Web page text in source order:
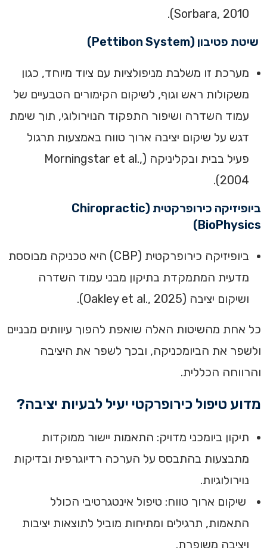
Sorbara, 2010).
שיטת פטיבון (Pettibon System)
מערכת זו משלבת מניפולציות עם ציוד מיוחד, כגון
משקולות ראש וגוף, לשיקום הקימורים הטבעיים של
עמוד השדרה ושיפור התפקוד הנוירולוגי, תוך שימת
דגש על שיקום יציבה ארוך טווח באמצעות תרגול
פעיל בבית ובקליניקה (Morningstar et al.,
2004).
ביופיזיקה כירופרקטית (Chiropractic
BioPhysics)
ביופיזיקה כירופרקטית (CBP) היא טכניקה מבוססת
מדעית המתמקדת בתיקון מבני עמוד השדרה
ושיקום יציבה (Oakley et al., 2025).
כל אחת מהשיטות האלה שואפת להפוך עיוותים מבניים
ולשפר את הביומכניקה, ובכך לשפר את היציבה
והרווחה הכללית.
מדוע טיפול כירופרקטי יעיל לבעיות יציבה?
תיקון ביומכני מדויק: התאמות יישור ממוקדות
מתבצעות בהתבסס על הערכה רדיוגרפית ובדיקות
נוירולוגיות.
שיקום ארוך טווח: טיפול אינטגרטיבי הכולל
התאמות, תרגילים ומתיחות מוביל לתוצאות יציבות
ויציבה משופרת.